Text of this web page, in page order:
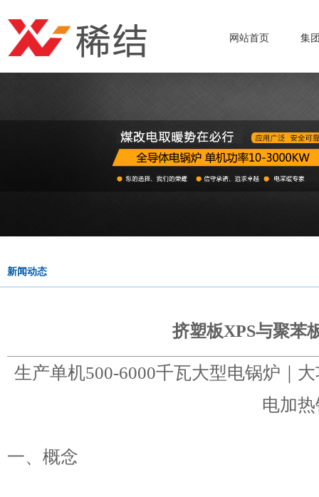
网站首页 集
新闻动态
挤塑板XPS与聚苯
生产单机500-6000千瓦大型电锅炉｜
电加
一、概念